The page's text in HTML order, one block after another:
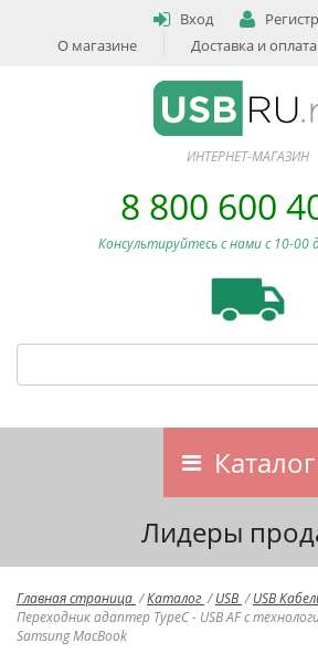
Вход
О магазине
Доставка и оплата
ИНТЕРНЕТ-МАГАЗИН
8 800 600
Консультируйтесь с нами c 10-00
Каталог
Лидеры
Главная страница /Каталог / USB / USB
Переходник адаптер TypeC - USB AF с
Samsung MacBook